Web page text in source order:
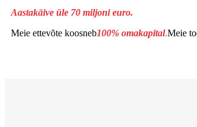
Aastakäive üle 70 miljoni euro.
Meie ettevõte koosneb100% omakapital.Meie